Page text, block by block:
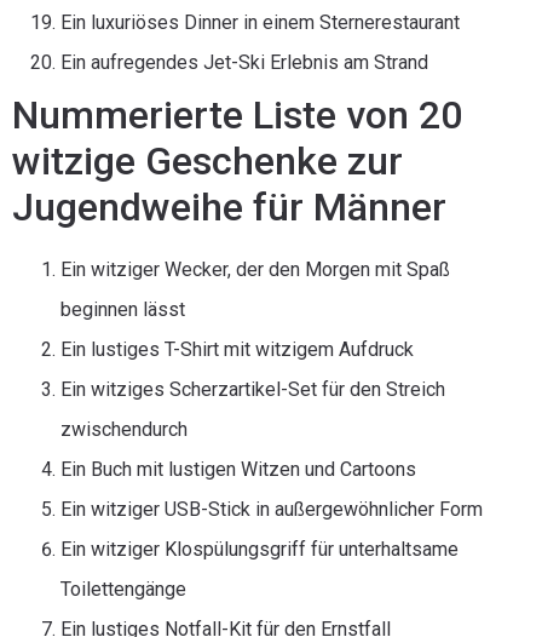
Ein luxuriöses Dinner in einem Sternerestaurant
Ein aufregendes Jet-Ski Erlebnis am Strand
Nummerierte Liste von 20
witzige Geschenke zur
Jugendweihe für Männer
Ein witziger Wecker, der den Morgen mit Spaß
beginnen lässt
Ein lustiges T-Shirt mit witzigem Aufdruck
Ein witziges Scherzartikel-Set für den Streich
zwischendurch
Ein Buch mit lustigen Witzen und Cartoons
Ein witziger USB-Stick in außergewöhnlicher Form
Ein witziger Klospülungsgriff für unterhaltsame
Toilettengänge
Ein lustiges Notfall-Kit für den Ernstfall